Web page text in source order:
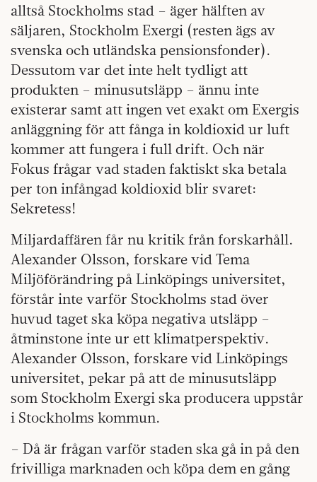
alltså Stockholms stad – äger hälften av
säljaren, Stockholm Exergi (resten ägs av
svenska och utländska pensionsfonder).
Dessutom var det inte helt tydligt att
produkten – minusutsläpp – ännu inte
existerar samt att ingen vet exakt om Exergis
anläggning för att fånga in koldioxid ur luft
kommer att fungera i full drift. Och när
Fokus frågar vad staden faktiskt ska betala
per ton infångad koldioxid blir svaret:
Sekretess!
Miljardaffären får nu kritik från forskarhåll.
Alexander Olsson, forskare vid Tema
Miljöförändring på Linköpings universitet,
förstår inte varför Stockholms stad över
huvud taget ska köpa negativa utsläpp –
åtminstone inte ur ett klimatperspektiv.
Alexander Olsson, forskare vid Linköpings
universitet, pekar på att de minusutsläpp
som Stockholm Exergi ska producera uppstår
i Stockholms kommun.
– Då är frågan varför staden ska gå in på den
frivilliga marknaden och köpa dem en gång